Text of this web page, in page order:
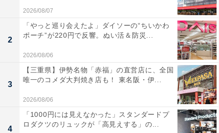
2026/08/07
2
「やっと巡り会えたよ」ダイソーの“ちいかわ
ポーチ”が220円で反響。ぬい活＆防災...
2026/08/06
3
【三重県】伊勢名物「赤福」の直営店に、全国
唯一のコメダ大判焼き店も！ 東名阪・伊...
2026/08/06
4
「1000円には見えなかった」スタンダードプ
ロダクツのリュックが「高見えする」の...